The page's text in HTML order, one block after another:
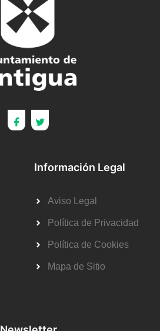
Información Legal
Aviso Legal
Política de Privacidad
Política de Cookies
Mapa de Sitio